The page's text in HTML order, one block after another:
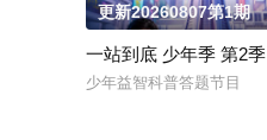
更新20260807第1期
一站到底 少年季 第2季
少年益智科普答题节目